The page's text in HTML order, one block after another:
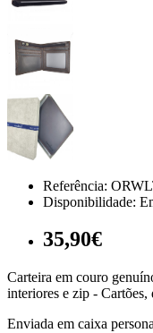
Referência:
Disponibilidade:
35,90€
Carteira em couro
interiores e zip -
Enviada em caixa